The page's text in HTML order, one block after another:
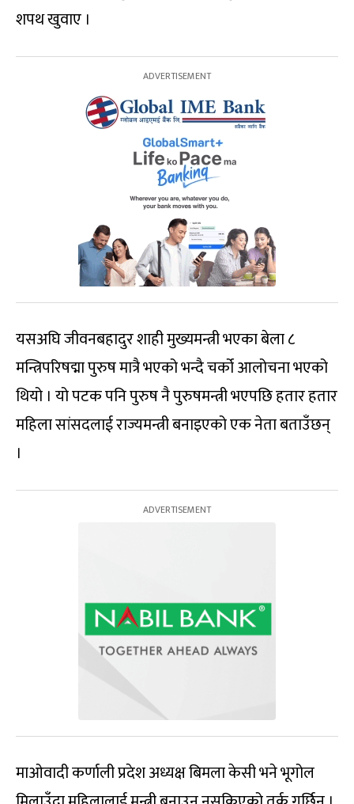
शपथ खुवाए ।
यसअघि जीवनबहादुर शाही मुख्यमन्त्री भएका बेला ८
मन्त्रिपरिषद्मा पुरुष मात्रै भएको भन्दै चर्को आलोचना भएको
थियो । यो पटक पनि पुरुष नै पुरुषमन्त्री भएपछि हतार हतार
महिला सांसदलाई राज्यमन्त्री बनाइएको एक नेता बताउँछन्
।
माओवादी कर्णाली प्रदेश अध्यक्ष बिमला केसी भने भूगोल